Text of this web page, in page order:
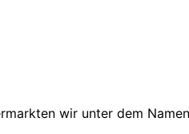
wir unter dem